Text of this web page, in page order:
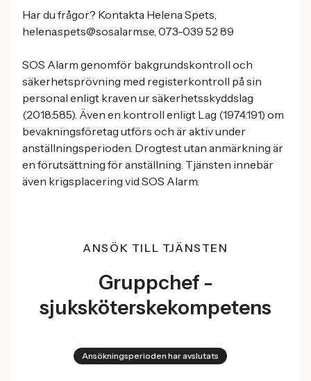
Har du frågor? Kontakta Helena Spets,
helena.spets@sosalarm.se, 073-039 52 89
SOS Alarm genomför bakgrundskontroll och
säkerhetsprövning med registerkontroll på sin
personal enligt kraven ur säkerhetsskyddslag
(2018:585). Även en kontroll enligt Lag (1974:191) om
bevakningsföretag utförs och är aktiv under
anställningsperioden. Drogtest utan anmärkning är
en förutsättning för anställning. Tjänsten innebär
även krigsplacering vid SOS Alarm.
ANSÖK TILL TJÄNSTEN
Gruppchef -
sjuksköterskekompetens
Ansökningsperioden har avslutats